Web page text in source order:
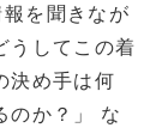
を聞きなが
うしてこの着
決め手は何
のか？」 な